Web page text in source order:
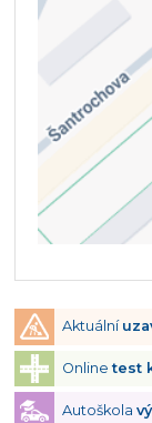
Aktuální
Onlinetest
Autoškola